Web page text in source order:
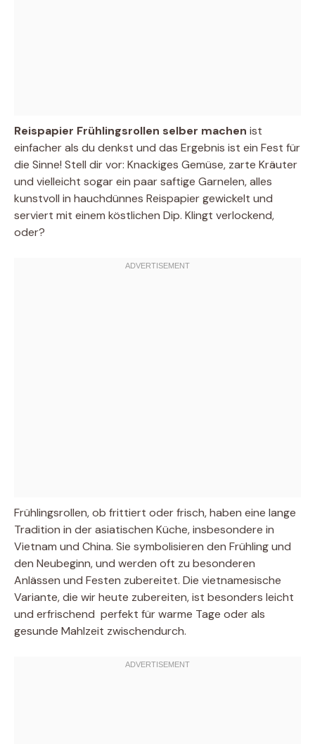
Reispapier Frühlingsrollen selber machen ist
einfacher als du denkst und das Ergebnis ist ein Fest für
die Sinne! Stell dir vor: Knackiges Gemüse, zarte Kräuter
und vielleicht sogar ein paar saftige Garnelen, alles
kunstvoll in hauchdünnes Reispapier gewickelt und
serviert mit einem köstlichen Dip. Klingt verlockend,
oder?
Frühlingsrollen, ob frittiert oder frisch, haben eine lange
Tradition in der asiatischen Küche, insbesondere in
Vietnam und China. Sie symbolisieren den Frühling und
den Neubeginn, und werden oft zu besonderen
Anlässen und Festen zubereitet. Die vietnamesische
Variante, die wir heute zubereiten, ist besonders leicht
und erfrischend  perfekt für warme Tage oder als
gesunde Mahlzeit zwischendurch.